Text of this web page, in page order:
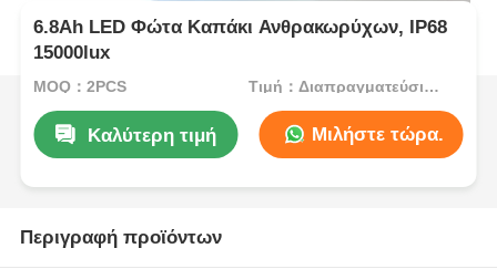
6.8Ah LED Φώτα Καπάκι Ανθρακωρύχων, IP68
15000lux
MOQ：2PCS Τιμή：Διαπραγματεύσιμα
Καλύτερη τιμή Μιλήστε τώρα.
Περιγραφή προϊόντων